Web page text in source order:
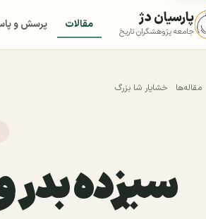
پارسیان دژ
جامعه پژوهشگران تاریخ مقالات پرسش و
مقاله‌ها خشایار شا بزرگ
سیزده بدر